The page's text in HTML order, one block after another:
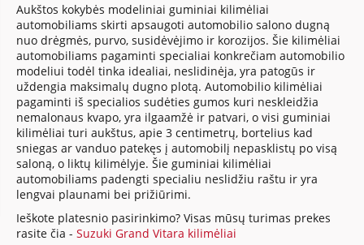
Aukštos kokybės modeliniai guminiai kilimėliai
automobiliams skirti apsaugoti automobilio salono dugną
nuo drėgmės, purvo, susidėvėjimo ir korozijos. Šie kilimėliai
automobiliams pagaminti specialiai konkrečiam automobilio
modeliui todėl tinka idealiai, neslidinėja, yra patogūs ir
uždengia maksimalų dugno plotą. Automobilio kilimėliai
pagaminti iš specialios sudėties gumos kuri neskleidžia
nemalonaus kvapo, yra ilgaamžė ir patvari, o visi guminiai
kilimėliai turi aukštus, apie 3 centimetrų, bortelius kad
sniegas ar vanduo patekęs į automobilį nepasklistų po visą
saloną, o liktų kilimėlyje. Šie guminiai kilimėliai
automobiliams padengti specialiu neslidžiu raštu ir yra
lengvai plaunami bei prižiūrimi.
Ieškote platesnio pasirinkimo? Visas mūsų turimas prekes
rasite čia -Suzuki Grand Vitara kilimėliai